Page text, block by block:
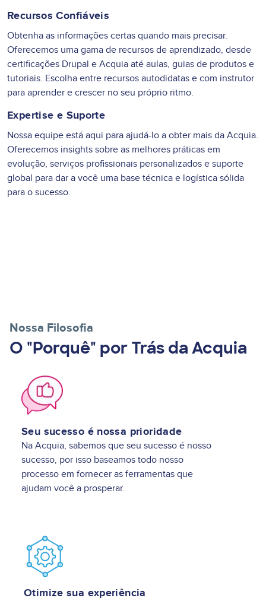
Recursos Confiáveis
Obtenha as informações certas quando mais precisar.
Oferecemos uma gama de recursos de aprendizado, desde
certificações Drupal e Acquia até aulas, guias de produtos e
tutoriais. Escolha entre recursos autodidatas e com instrutor
para aprender e crescer no seu próprio ritmo.
Expertise e Suporte
Nossa equipe está aqui para ajudá-lo a obter mais da Acquia.
Oferecemos insights sobre as melhores práticas em
evolução, serviços profissionais personalizados e suporte
global para dar a você uma base técnica e logística sólida
para o sucesso.
Nossa Filosofia
O "Porquê" por Trás da Acquia
Image
Seu sucesso é nossa prioridade
Na Acquia, sabemos que seu sucesso é nosso
sucesso, por isso baseamos todo nosso
processo em fornecer as ferramentas que
ajudam você a prosperar.
Image
Otimize sua experiência